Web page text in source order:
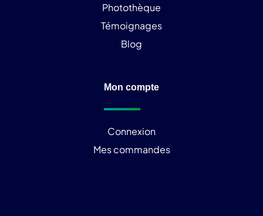
Photothèque
Témoignages
Blog
Mon compte
Connexion
Mes commandes